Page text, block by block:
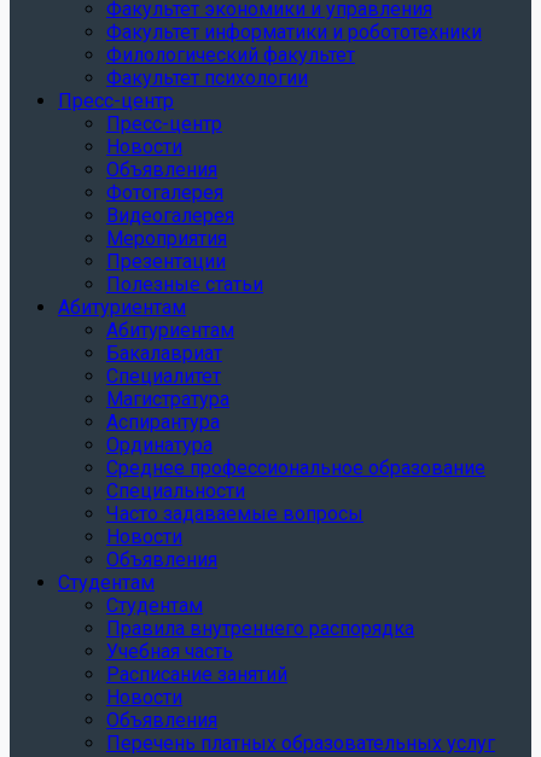
Факультет экономики и управления
Факультет информатики и робототехники
Филологический факультет
Факультет психологии
Пресс-центр
Пресс-центр
Новости
Объявления
Фотогалерея
Видеогалерея
Мероприятия
Презентации
Полезные статьи
Абитуриентам
Абитуриентам
Бакалавриат
Специалитет
Магистратура
Аспирантура
Ординатура
Среднее профессиональное образование
Специальности
Часто задаваемые вопросы
Новости
Объявления
Студентам
Студентам
Правила внутреннего распорядка
Учебная часть
Расписание занятий
Новости
Объявления
Перечень платных образовательных услуг